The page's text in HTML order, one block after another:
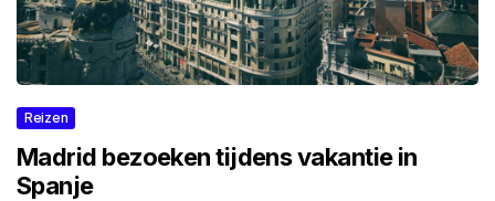
Reizen
Madrid bezoeken tijdens vakantie in
Spanje